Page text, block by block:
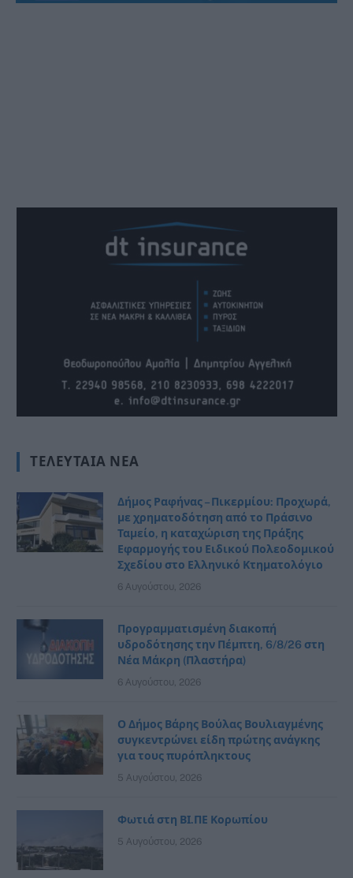
ΤΕΛΕΥΤΑΊΑ ΝΈΑ
Δήμος Ραφήνας – Πικερμίου: Προχωρά,
με χρηματοδότηση από το Πράσινο
Ταμείο, η καταχώριση της Πράξης
Εφαρμογής του Ειδικού Πολεοδομικού
Σχεδίου στο Ελληνικό Κτηματολόγιο
6 Αυγούστου, 2026
Προγραμματισμένη διακοπή
υδροδότησης την Πέμπτη, 6/8/26 στη
Νέα Μάκρη (Πλαστήρα)
6 Αυγούστου, 2026
Ο Δήμος Βάρης Βούλας Βουλιαγμένης
συγκεντρώνει είδη πρώτης ανάγκης
για τους πυρόπληκτους
5 Αυγούστου, 2026
Φωτιά στη ΒΙ.ΠΕ Κορωπίου
5 Αυγούστου, 2026